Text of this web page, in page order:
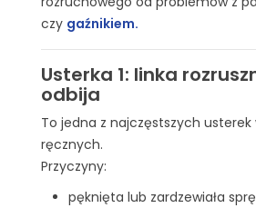
czy gaźnikiem.
Usterka 1: linka
odbija
To jedna z najczęstszych usterek
ręcznych.
Przyczyny:
pęknięta lub zardzewiała